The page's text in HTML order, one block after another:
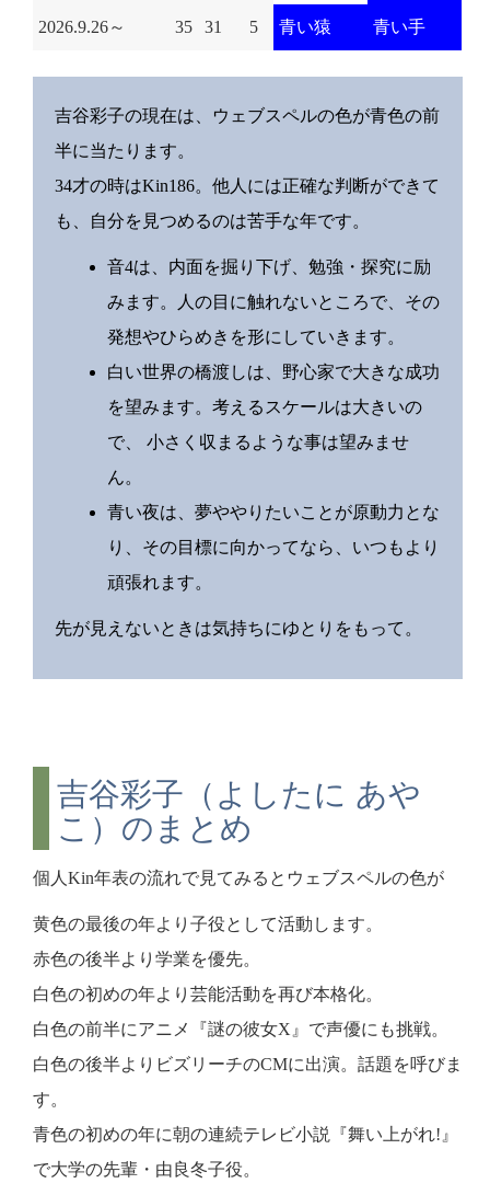
2026.9.26～ 35 31 5 青い猿 青い手
吉谷彩子の現在は、ウェブスペルの色が青色の前
半に当たります。
34才の時はKin186。他人には正確な判断ができて
も、自分を見つめるのは苦手な年です。
音4は、内面を掘り下げ、勉強・探究に励
みます。人の目に触れないところで、その
発想やひらめきを形にしていきます。
白い世界の橋渡しは、野心家で大きな成功
を望みます。考えるスケールは大きいの
で、 小さく収まるような事は望みませ
ん。
青い夜は、夢ややりたいことが原動力とな
り、その目標に向かってなら、いつもより
頑張れます。
先が見えないときは気持ちにゆとりをもって。
吉谷彩子（よしたに あや
こ）のまとめ
個人Kin年表の流れで見てみるとウェブスペルの色が
黄色の最後の年より子役として活動します。
赤色の後半より学業を優先。
白色の初めの年より芸能活動を再び本格化。
白色の前半にアニメ『謎の彼女X』で声優にも挑戦。
白色の後半よりビズリーチのCMに出演。話題を呼びま
す。
青色の初めの年に朝の連続テレビ小説『舞い上がれ!』
で大学の先輩・由良冬子役。